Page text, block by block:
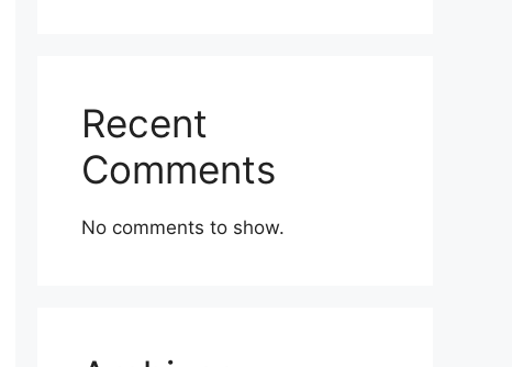
Recent
Comments
No comments to show.